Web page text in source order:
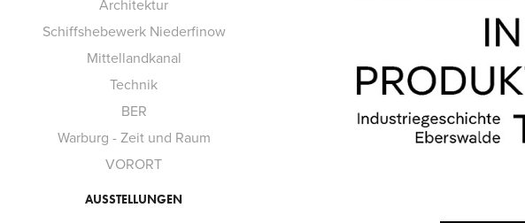
Architektur
Schiffshebewerk Niederfinow
Mittellandkanal
Technik
BER
Warburg - Zeit und Raum
VORORT
AUSSTELLUNGEN